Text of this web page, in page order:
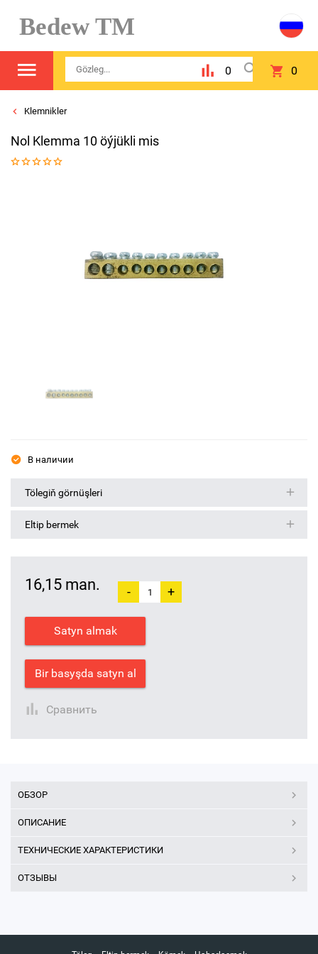
Bedew TM
0 0
Klemnikler
Nol Klemma 10 öýjükli mis
В наличии
Tölegiň görnüşleri
Eltip bermek
16,15 man. - +
Satyn almak
Bir basyşda satyn al
Сравнить
ОБЗОР
ОПИСАНИЕ
ТЕХНИЧЕСКИЕ ХАРАКТЕРИСТИКИ
ОТЗЫВЫ